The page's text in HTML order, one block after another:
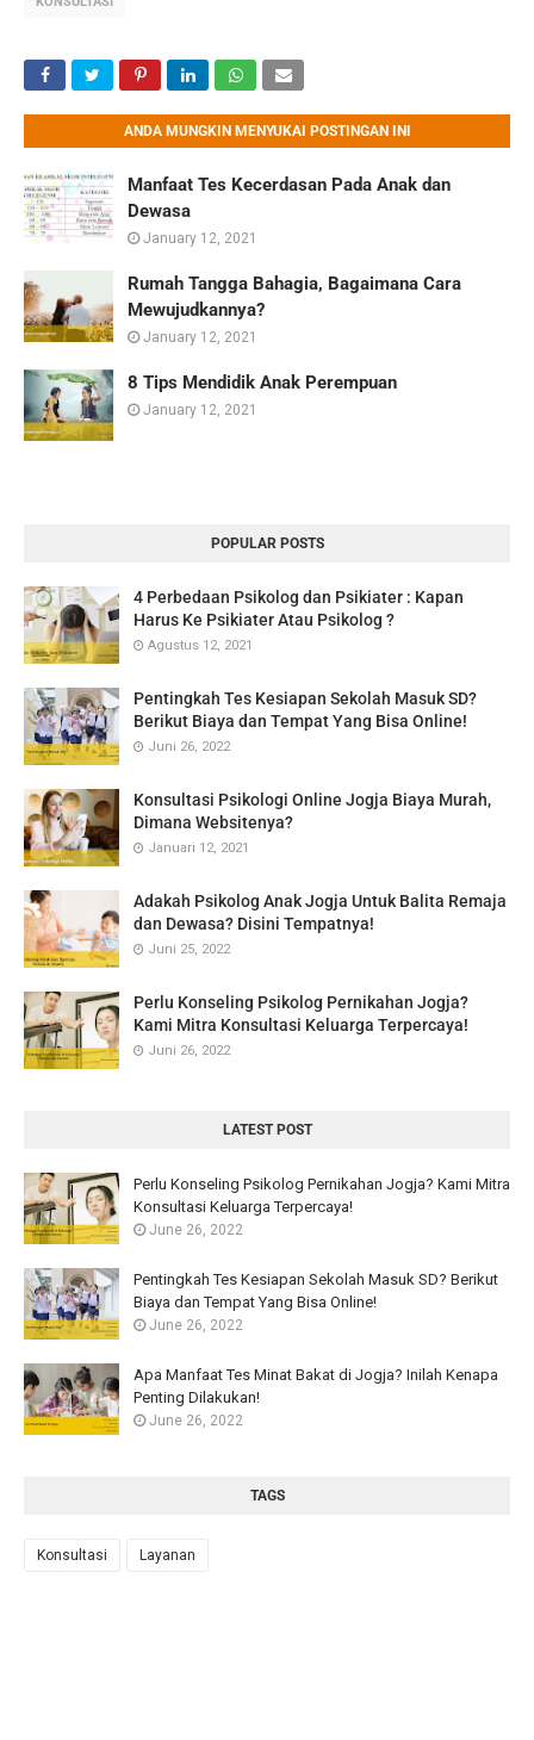
ANDA MUNGKIN MENYUKAI POSTINGAN INI
Manfaat Tes Kecerdasan Pada Anak dan
Dewasa
January 12, 2021
Rumah Tangga Bahagia, Bagaimana Cara
Mewujudkannya?
January 12, 2021
8 Tips Mendidik Anak Perempuan
January 12, 2021
POPULAR POSTS
4 Perbedaan Psikolog dan Psikiater : Kapan
Harus Ke Psikiater Atau Psikolog ?
Agustus 12, 2021
Pentingkah Tes Kesiapan Sekolah Masuk SD?
Berikut Biaya dan Tempat Yang Bisa Online!
Juni 26, 2022
Konsultasi Psikologi Online Jogja Biaya Murah,
Dimana Websitenya?
Januari 12, 2021
Adakah Psikolog Anak Jogja Untuk Balita Remaja
dan Dewasa? Disini Tempatnya!
Juni 25, 2022
Perlu Konseling Psikolog Pernikahan Jogja?
Kami Mitra Konsultasi Keluarga Terpercaya!
Juni 26, 2022
LATEST POST
Perlu Konseling Psikolog Pernikahan Jogja? Kami Mitra
Konsultasi Keluarga Terpercaya!
June 26, 2022
Pentingkah Tes Kesiapan Sekolah Masuk SD? Berikut
Biaya dan Tempat Yang Bisa Online!
June 26, 2022
Apa Manfaat Tes Minat Bakat di Jogja? Inilah Kenapa
Penting Dilakukan!
June 26, 2022
TAGS
Konsultasi Layanan